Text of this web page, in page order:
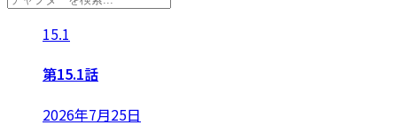
15.1
第15.1話
2026年7月25日